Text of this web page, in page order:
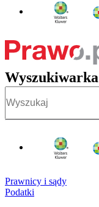
Wyszukiwarka
Prawnicy i sądy
Podatki